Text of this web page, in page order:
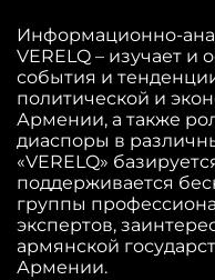
Информационно-
VERELQ – изучает
события и
политической и
Армении, а также
диаспоры в
«VERELQ»
поддерживается
группы
экспертов,
армянской
Армении.